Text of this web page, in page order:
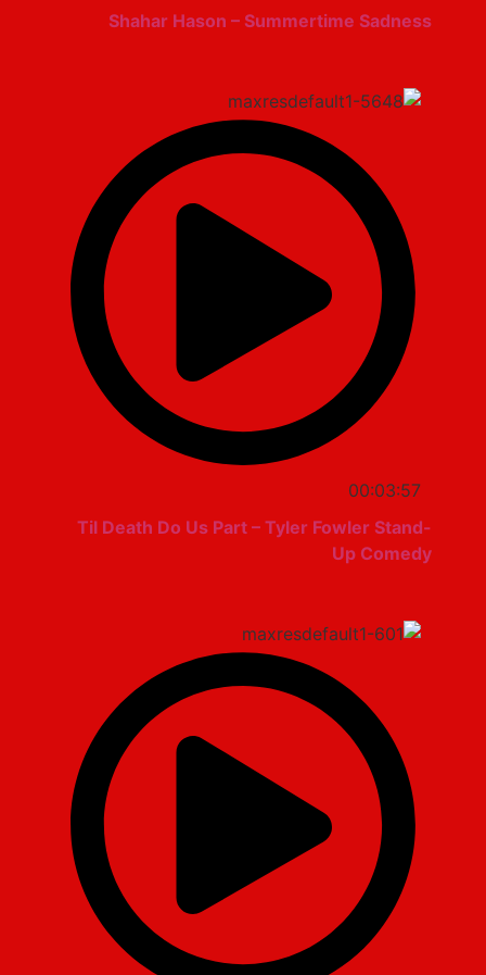
Shahar Hason – Summertime Sadness
00:03:57
Til Death Do Us Part – Tyler Fowler Stand-
Up Comedy